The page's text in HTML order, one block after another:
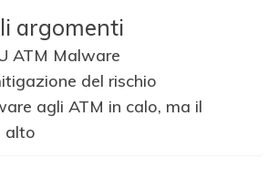
argomenti
ATM Malware
del rischio
agli ATM in calo, ma il
alto